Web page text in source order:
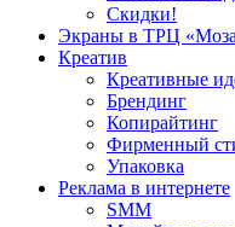
Скидки!
Экраны в ТРЦ
Креатив
Креативные
Брендинг
Копирайтинг
Фирменный
Упаковка
Реклама в интернете
SMM